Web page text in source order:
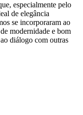
especialmente pelo
de elegância
se incorporaram ao
modernidade e bom
diálogo com outras